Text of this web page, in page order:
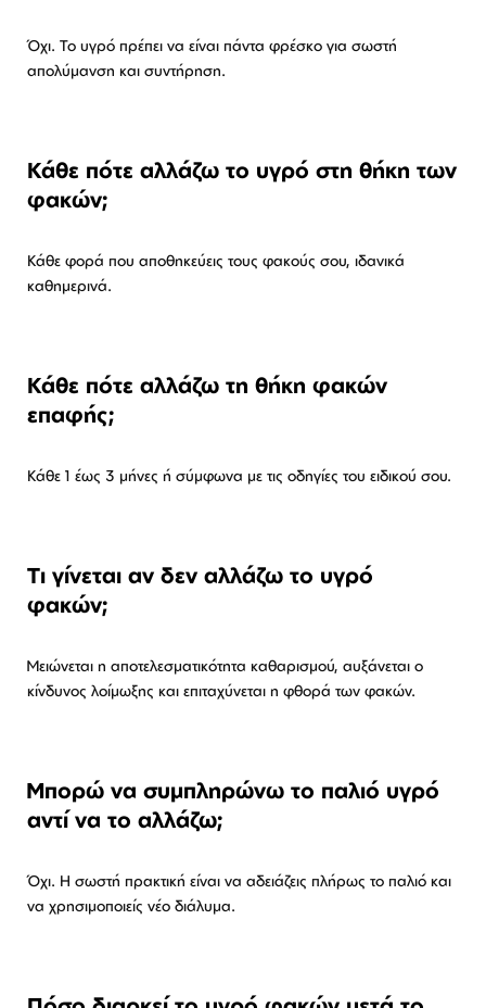
Όχι. Το υγρό πρέπει να είναι πάντα φρέσκο για σωστή
απολύμανση και συντήρηση.
Κάθε πότε αλλάζω το υγρό στη θήκη των
φακών;
Κάθε φορά που αποθηκεύεις τους φακούς σου, ιδανικά
καθημερινά.
Κάθε πότε αλλάζω τη θήκη φακών
επαφής;
Κάθε 1 έως 3 μήνες ή σύμφωνα με τις οδηγίες του ειδικού σου.
Τι γίνεται αν δεν αλλάζω το υγρό
φακών;
Μειώνεται η αποτελεσματικότητα καθαρισμού, αυξάνεται ο
κίνδυνος λοίμωξης και επιταχύνεται η φθορά των φακών.
Μπορώ να συμπληρώνω το παλιό υγρό
αντί να το αλλάζω;
Όχι. Η σωστή πρακτική είναι να αδειάζεις πλήρως το παλιό και
να χρησιμοποιείς νέο διάλυμα.